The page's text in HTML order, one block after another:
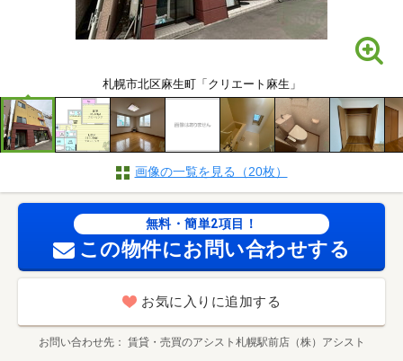
札幌市北区麻生町「クリエート麻生」
画像の一覧を見る（20枚）
無料・簡単2項目！
この物件にお問い合わせする
お気に入りに追加する
お問い合わせ先 賃貸・売買のアシスト札幌駅前店（株）アシスト